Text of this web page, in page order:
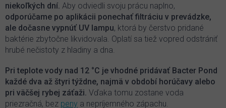
niekoľkých dní. Aby odviedli svoju prácu naplno,
odporúčame po aplikácii ponechať filtráciu v prevádzke,
ale dočasne vypnúť UV lampu, ktorá by čerstvo pridané
baktérie zbytočne likvidovala. Oplatí sa tiež vopred odstrániť
hrubé nečistoty z hladiny a dna.
Pri teplote vody nad 12 °C je vhodné pridávať Bacter Pond
každé dva až štyri týždne, najmä v období horúčavy alebo
pri väčšej rybej záťaži. Vďaka tomu zostane voda
priezračná, bez peny a nepríjemného zápachu.